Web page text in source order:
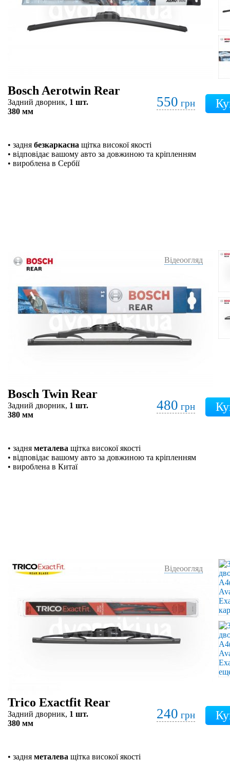
Bosch Aerotwin Rear
Задний дворник, 1 шт.
380 мм
550 грн
• задня безкаркасна щітка високої якості
• відповідає вашому авто за довжиною та кріпленням
• вироблена в Сербії
Відеоогляд
Bosch Twin Rear
Задний дворник, 1 шт.
380 мм
480 грн
• задня металева щітка високої якості
• відповідає вашому авто за довжиною та кріпленням
• вироблена в Китаї
Відеоогляд
Trico Exactfit Rear
Задний дворник, 1 шт.
380 мм
240 грн
• задня металева щітка високої якості